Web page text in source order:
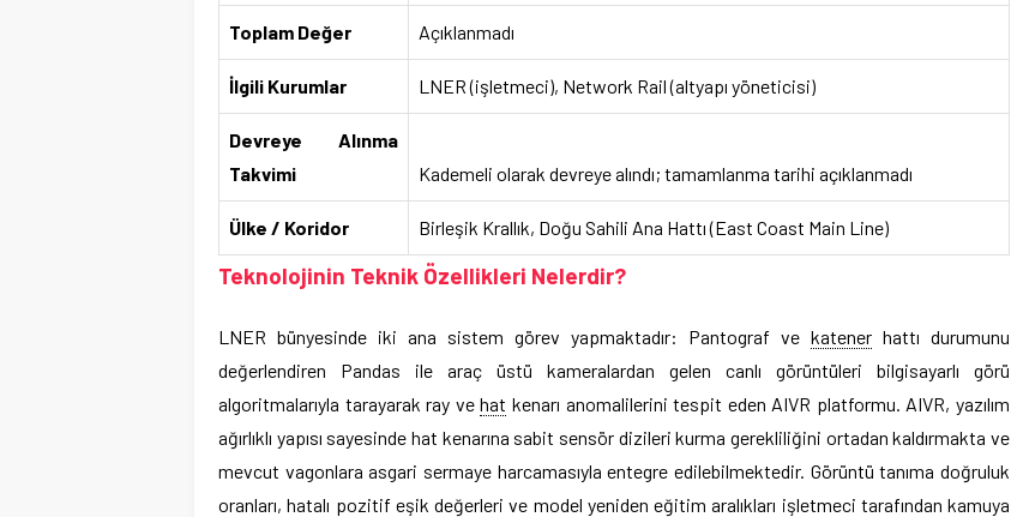
Toplam Değer Açıklanmadı
İlgili Kurumlar LNER (işletmeci), Network Rail (altyapı yöneticisi)
Devreye Alınma
Takvimi
Kademeli olarak devreye alındı; tamamlanma tarihi açıklanmadı
Ülke / Koridor Birleşik Krallık, Doğu Sahili Ana Hattı (East Coast Main Line)
Teknolojinin Teknik Özellikleri Nelerdir?
LNER bünyesinde iki ana sistem görev yapmaktadır: Pantograf ve katener hattı durumunu
değerlendiren Pandas ile araç üstü kameralardan gelen canlı görüntüleri bilgisayarlı görü
algoritmalarıyla tarayarak ray vehat kenarı anomalilerini tespit eden AIVR platformu. AIVR, yazılım
ağırlıklı yapısı sayesinde hat kenarına sabit sensör dizileri kurma gerekliliğini ortadan kaldırmakta ve
mevcut vagonlara asgari sermaye harcamasıyla entegre edilebilmektedir. Görüntü tanıma doğruluk
oranları, hatalı pozitif eşik değerleri ve model yeniden eğitim aralıkları işletmeci tarafından kamuya